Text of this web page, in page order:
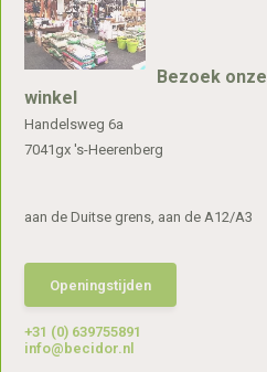
Bezoek onze
winkel
Handelsweg 6a
7041gx 's-Heerenberg
aan de Duitse grens, aan de A12/A3
Openingstijden
+31 (0) 639755891
info@becidor.nl